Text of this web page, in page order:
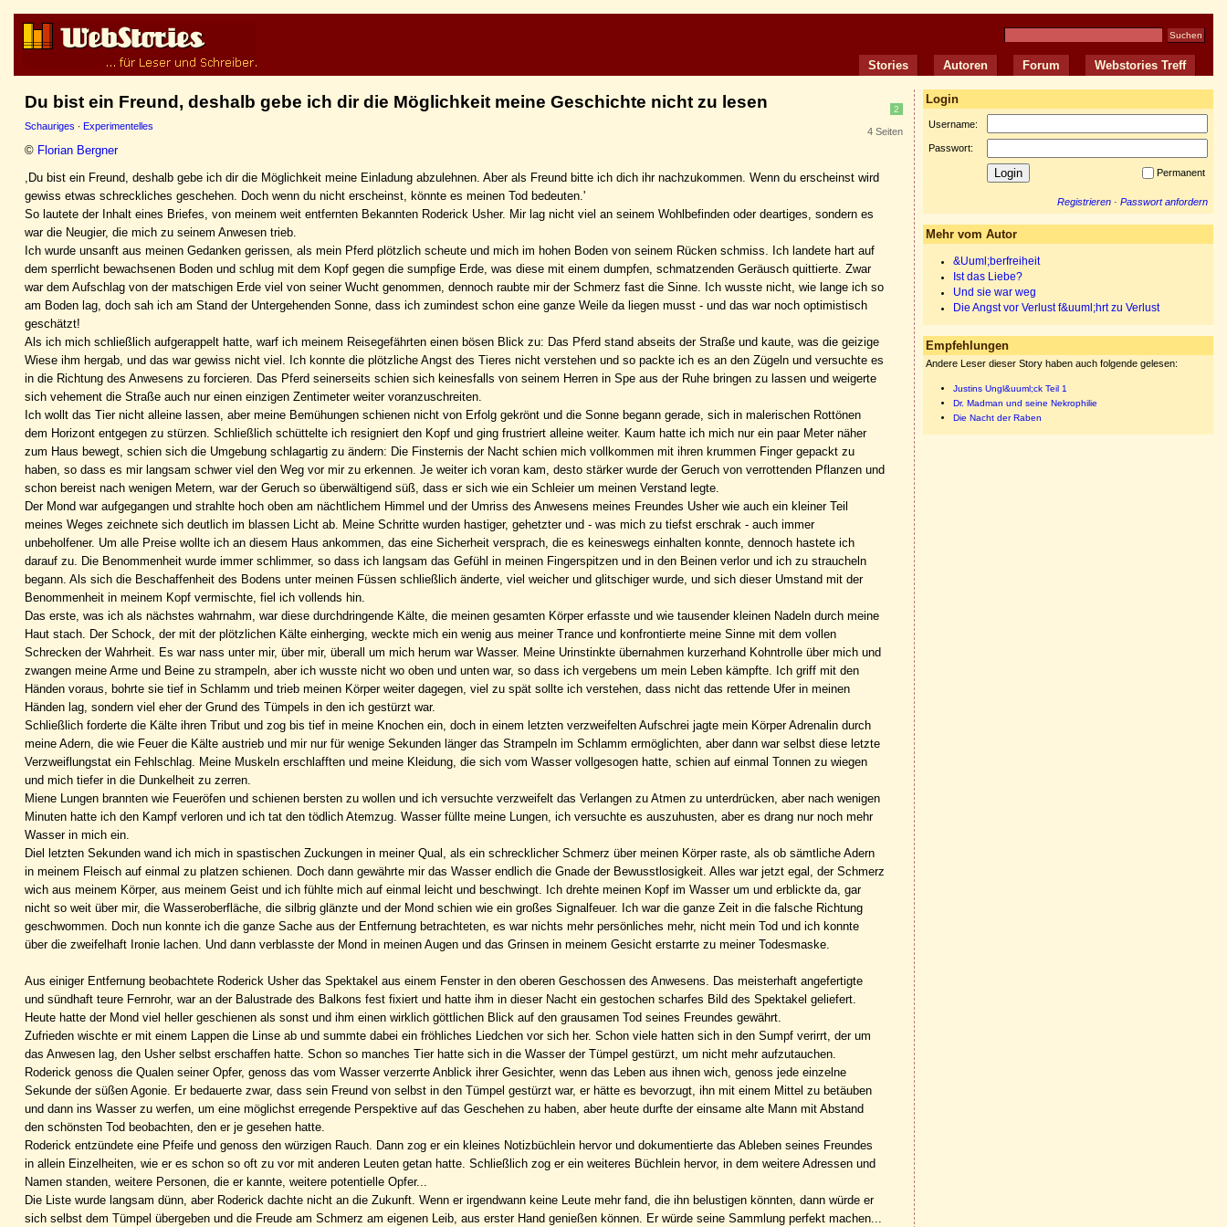
Stories Autoren Forum Webstories Treff
2
4 Seiten
Du bist ein Freund, deshalb gebe ich dir die Möglichkeit meine Geschichte nicht zu lesen
Schauriges · Experimentelles
© Florian Bergner
,Du bist ein Freund, deshalb gebe ich dir die Möglichkeit meine Einladung abzulehnen. Aber als Freund bitte ich dich ihr nachzukommen. Wenn du erscheinst wird
gewiss etwas schreckliches geschehen. Doch wenn du nicht erscheinst, könnte es meinen Tod bedeuten.'
So lautete der Inhalt eines Briefes, von meinem weit entfernten Bekannten Roderick Usher. Mir lag nicht viel an seinem Wohlbefinden oder deartiges, sondern es
war die Neugier, die mich zu seinem Anwesen trieb.
Ich wurde unsanft aus meinen Gedanken gerissen, als mein Pferd plötzlich scheute und mich im hohen Boden von seinem Rücken schmiss. Ich landete hart auf
dem sperrlicht bewachsenen Boden und schlug mit dem Kopf gegen die sumpfige Erde, was diese mit einem dumpfen, schmatzenden Geräusch quittierte. Zwar
war dem Aufschlag von der matschigen Erde viel von seiner Wucht genommen, dennoch raubte mir der Schmerz fast die Sinne. Ich wusste nicht, wie lange ich so
am Boden lag, doch sah ich am Stand der Untergehenden Sonne, dass ich zumindest schon eine ganze Weile da liegen musst - und das war noch optimistisch
geschätzt!
Als ich mich schließlich aufgerappelt hatte, warf ich meinem Reisegefährten einen bösen Blick zu: Das Pferd stand abseits der Straße und kaute, was die geizige
Wiese ihm hergab, und das war gewiss nicht viel. Ich konnte die plötzliche Angst des Tieres nicht verstehen und so packte ich es an den Zügeln und versuchte es
in die Richtung des Anwesens zu forcieren. Das Pferd seinerseits schien sich keinesfalls von seinem Herren in Spe aus der Ruhe bringen zu lassen und weigerte
sich vehement die Straße auch nur einen einzigen Zentimeter weiter voranzuschreiten.
Ich wollt das Tier nicht alleine lassen, aber meine Bemühungen schienen nicht von Erfolg gekrönt und die Sonne begann gerade, sich in malerischen Rottönen
dem Horizont entgegen zu stürzen. Schließlich schüttelte ich resigniert den Kopf und ging frustriert alleine weiter. Kaum hatte ich mich nur ein paar Meter näher
zum Haus bewegt, schien sich die Umgebung schlagartig zu ändern: Die Finsternis der Nacht schien mich vollkommen mit ihren krummen Finger gepackt zu
haben, so dass es mir langsam schwer viel den Weg vor mir zu erkennen. Je weiter ich voran kam, desto stärker wurde der Geruch von verrottenden Pflanzen und
schon bereist nach wenigen Metern, war der Geruch so überwältigend süß, dass er sich wie ein Schleier um meinen Verstand legte.
Der Mond war aufgegangen und strahlte hoch oben am nächtlichem Himmel und der Umriss des Anwesens meines Freundes Usher wie auch ein kleiner Teil
meines Weges zeichnete sich deutlich im blassen Licht ab. Meine Schritte wurden hastiger, gehetzter und - was mich zu tiefst erschrak - auch immer
unbeholfener. Um alle Preise wollte ich an diesem Haus ankommen, das eine Sicherheit versprach, die es keineswegs einhalten konnte, dennoch hastete ich
darauf zu. Die Benommenheit wurde immer schlimmer, so dass ich langsam das Gefühl in meinen Fingerspitzen und in den Beinen verlor und ich zu straucheln
begann. Als sich die Beschaffenheit des Bodens unter meinen Füssen schließlich änderte, viel weicher und glitschiger wurde, und sich dieser Umstand mit der
Benommenheit in meinem Kopf vermischte, fiel ich vollends hin.
Das erste, was ich als nächstes wahrnahm, war diese durchdringende Kälte, die meinen gesamten Körper erfasste und wie tausender kleinen Nadeln durch meine
Haut stach. Der Schock, der mit der plötzlichen Kälte einherging, weckte mich ein wenig aus meiner Trance und konfrontierte meine Sinne mit dem vollen
Schrecken der Wahrheit. Es war nass unter mir, über mir, überall um mich herum war Wasser. Meine Urinstinkte übernahmen kurzerhand Kohntrolle über mich und
zwangen meine Arme und Beine zu strampeln, aber ich wusste nicht wo oben und unten war, so dass ich vergebens um mein Leben kämpfte. Ich griff mit den
Händen voraus, bohrte sie tief in Schlamm und trieb meinen Körper weiter dagegen, viel zu spät sollte ich verstehen, dass nicht das rettende Ufer in meinen
Händen lag, sondern viel eher der Grund des Tümpels in den ich gestürzt war.
Schließlich forderte die Kälte ihren Tribut und zog bis tief in meine Knochen ein, doch in einem letzten verzweifelten Aufschrei jagte mein Körper Adrenalin durch
meine Adern, die wie Feuer die Kälte austrieb und mir nur für wenige Sekunden länger das Strampeln im Schlamm ermöglichten, aber dann war selbst diese letzte
Verzweiflungstat ein Fehlschlag. Meine Muskeln erschlafften und meine Kleidung, die sich vom Wasser vollgesogen hatte, schien auf einmal Tonnen zu wiegen
und mich tiefer in die Dunkelheit zu zerren.
Miene Lungen brannten wie Feueröfen und schienen bersten zu wollen und ich versuchte verzweifelt das Verlangen zu Atmen zu unterdrücken, aber nach wenigen
Minuten hatte ich den Kampf verloren und ich tat den tödlich Atemzug. Wasser füllte meine Lungen, ich versuchte es auszuhusten, aber es drang nur noch mehr
Wasser in mich ein.
Diel letzten Sekunden wand ich mich in spastischen Zuckungen in meiner Qual, als ein schrecklicher Schmerz über meinen Körper raste, als ob sämtliche Adern
in meinem Fleisch auf einmal zu platzen schienen. Doch dann gewährte mir das Wasser endlich die Gnade der Bewusstlosigkeit. Alles war jetzt egal, der Schmerz
wich aus meinem Körper, aus meinem Geist und ich fühlte mich auf einmal leicht und beschwingt. Ich drehte meinen Kopf im Wasser um und erblickte da, gar
nicht so weit über mir, die Wasseroberfläche, die silbrig glänzte und der Mond schien wie ein großes Signalfeuer. Ich war die ganze Zeit in die falsche Richtung
geschwommen. Doch nun konnte ich die ganze Sache aus der Entfernung betrachteten, es war nichts mehr persönliches mehr, nicht mein Tod und ich konnte
über die zweifelhaft Ironie lachen. Und dann verblasste der Mond in meinen Augen und das Grinsen in meinem Gesicht erstarrte zu meiner Todesmaske.
Aus einiger Entfernung beobachtete Roderick Usher das Spektakel aus einem Fenster in den oberen Geschossen des Anwesens. Das meisterhaft angefertigte
und sündhaft teure Fernrohr, war an der Balustrade des Balkons fest fixiert und hatte ihm in dieser Nacht ein gestochen scharfes Bild des Spektakel geliefert.
Heute hatte der Mond viel heller geschienen als sonst und ihm einen wirklich göttlichen Blick auf den grausamen Tod seines Freundes gewährt.
Zufrieden wischte er mit einem Lappen die Linse ab und summte dabei ein fröhliches Liedchen vor sich her. Schon viele hatten sich in den Sumpf verirrt, der um
das Anwesen lag, den Usher selbst erschaffen hatte. Schon so manches Tier hatte sich in die Wasser der Tümpel gestürzt, um nicht mehr aufzutauchen.
Roderick genoss die Qualen seiner Opfer, genoss das vom Wasser verzerrte Anblick ihrer Gesichter, wenn das Leben aus ihnen wich, genoss jede einzelne
Sekunde der süßen Agonie. Er bedauerte zwar, dass sein Freund von selbst in den Tümpel gestürzt war, er hätte es bevorzugt, ihn mit einem Mittel zu betäuben
und dann ins Wasser zu werfen, um eine möglichst erregende Perspektive auf das Geschehen zu haben, aber heute durfte der einsame alte Mann mit Abstand
den schönsten Tod beobachten, den er je gesehen hatte.
Roderick entzündete eine Pfeife und genoss den würzigen Rauch. Dann zog er ein kleines Notizbüchlein hervor und dokumentierte das Ableben seines Freundes
in allein Einzelheiten, wie er es schon so oft zu vor mit anderen Leuten getan hatte. Schließlich zog er ein weiteres Büchlein hervor, in dem weitere Adressen und
Namen standen, weitere Personen, die er kannte, weitere potentielle Opfer...
Die Liste wurde langsam dünn, aber Roderick dachte nicht an die Zukunft. Wenn er irgendwann keine Leute mehr fand, die ihn belustigen könnten, dann würde er
sich selbst dem Tümpel übergeben und die Freude am Schmerz am eigenen Leib, aus erster Hand genießen können. Er würde seine Sammlung perfekt machen...
Login
Username:
Passwort:
Permanent
Registrieren · Passwort anfordern
Mehr vom Autor
&Uuml;berfreiheit
Ist das Liebe?
Und sie war weg
Die Angst vor Verlust f&uuml;hrt zu Verlust
Empfehlungen
Andere Leser dieser Story haben auch folgende gelesen:
Justins Ungl&uuml;ck Teil 1
Dr. Madman und seine Nekrophilie
Die Nacht der Raben